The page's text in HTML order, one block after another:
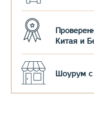
Китая и
Шоурум с